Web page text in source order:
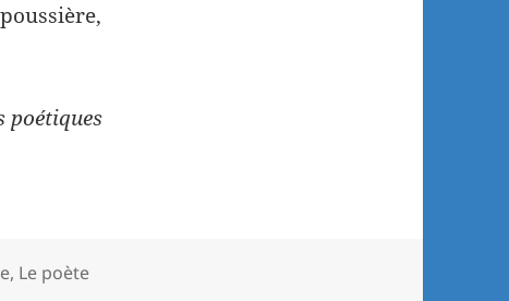
poétiques
, Le poète